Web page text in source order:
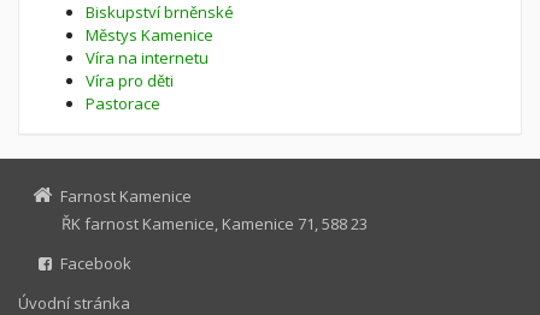
Biskupství brněnské
Městys Kamenice
Víra na internetu
Víra pro děti
Pastorace
Farnost Kamenice
ŘK farnost Kamenice, Kamenice 71, 588 23
Facebook
Úvodní stránka